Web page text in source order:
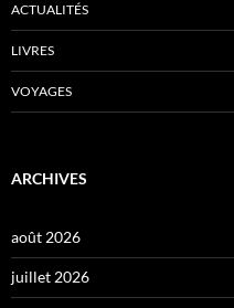
ACTUALITÉS
LIVRES
VOYAGES
ARCHIVES
août 2026
juillet 2026